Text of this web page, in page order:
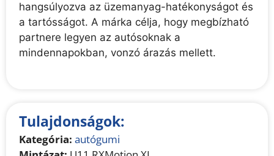
hangsúlyozva az üzemanyag-hatékonyságot és
a tartósságot. A márka célja, hogy megbízható
partnere legyen az autósoknak a
mindennapokban, vonzó árazás mellett.
Tulajdonságok:
Kategória: autógumi